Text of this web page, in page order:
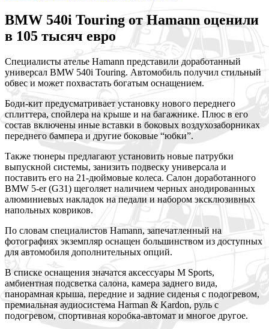
BMW 540i Touring от Hamann оценили
в 105 тысяч евро
Специалисты ателье Hamann представили доработанный
универсал BMW 540i Touring. Автомобиль получил стильный
обвес и может похвастать богатым оснащением.
Боди-кит предусматривает установку нового переднего
сплиттера, спойлера на крыше и на багажнике. Плюс в его
состав включены иные вставки в боковых воздухозаборниках
переднего бампера и другие боковые “юбки”.
Также тюнеры предлагают установить новые патрубки
выпускной системы, занизить подвеску универсала и
поставить его на 21-дюймовые колеса. Салон доработанного
BMW 5-er (G31) щеголяет наличием черных анодированных
алюминиевых накладок на педали и набором эксклюзивных
напольных ковриков.
По словам специалистов Hamann, запечатленный на
фотографиях экземпляр оснащен большинством из доступных
для автомобиля дополнительных опций.
В списке оснащения значатся аксессуары M Sports,
амбиентная подсветка салона, камера заднего вида,
панорамная крыша, передние и задние сиденья с подогревом,
премиальная аудиосистема Harman & Kardon, руль с
подогревом, спортивная коробка-автомат и многое другое.